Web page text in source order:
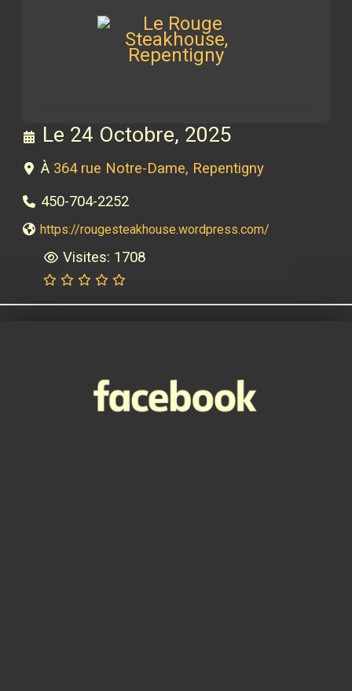
Le 24 Octobre, 2025
À 364 rue Notre-Dame, Repentigny
450-704-2252
https://rougesteakhouse.wordpress.com/
Visites: 1708